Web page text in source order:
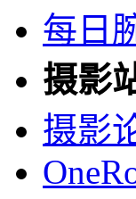
每日
摄影
摄影